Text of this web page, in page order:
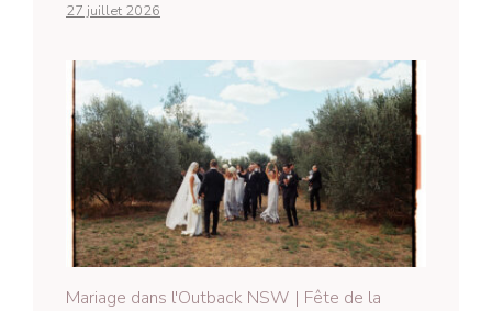
27 juillet 2026
Mariage dans l'Outback NSW | Fête de la